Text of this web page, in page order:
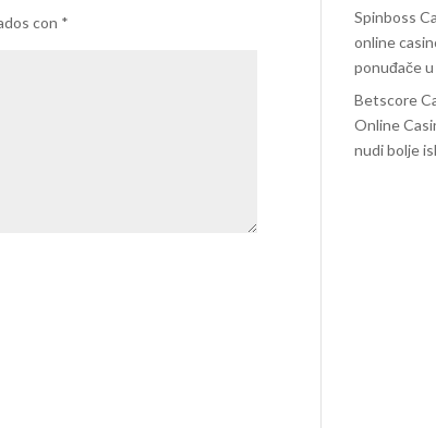
con *
Spinboss
online
ponuđače
Betscore
Online
nudi bolje